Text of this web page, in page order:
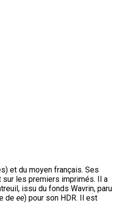
et du moyen français. Ses
sur les premiers imprimés. Il a
issu du fonds Wavrin, paru
de ee) pour son HDR. Il est